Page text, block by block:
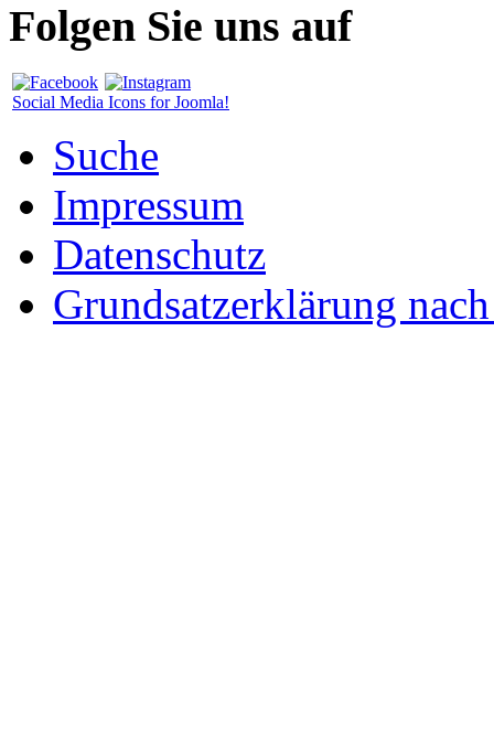
Folgen Sie uns auf
Social Media Icons for Joomla!
Suche
Impressum
Datenschutz
Grundsatzerklärung